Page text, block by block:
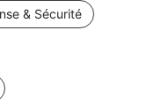
& Sécurité